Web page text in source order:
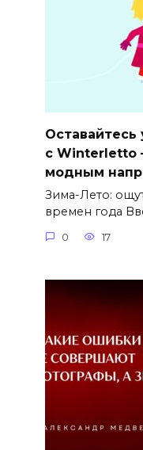
с
модным
Зима-Лето:
времен года
0 17